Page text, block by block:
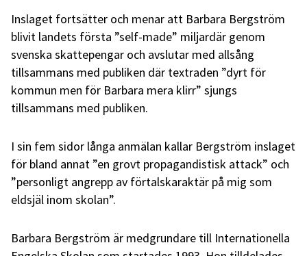
Inslaget fortsätter och menar att Barbara Bergström
blivit landets första ”self-made” miljardär genom
svenska skattepengar och avslutar med allsång
tillsammans med publiken där textraden ”dyrt för
kommun men för Barbara mera klirr” sjungs
tillsammans med publiken.
I sin fem sidor långa anmälan kallar Bergström inslaget
för bland annat ”en grovt propagandistisk attack” och
”personligt angrepp av förtalskaraktär på mig som
eldsjäl inom skolan”.
Barbara Bergström är medgrundare till Internationella